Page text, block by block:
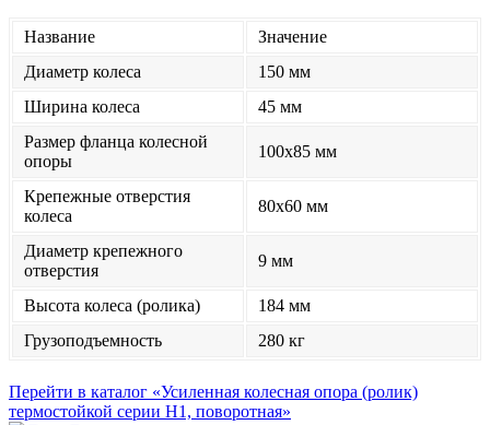
Название
Значение
Диаметр колеса
150 мм
Ширина колеса
45 мм
Размер фланца колесной
опоры
100x85 мм
Крепежные отверстия
колеса
80x60 мм
Диаметр крепежного
отверстия
9 мм
Высота колеса (ролика)
184 мм
Грузоподъемность
280 кг
Перейти в каталог «Усиленная колесная опора (ролик)
термостойкой серии Н1, поворотная»